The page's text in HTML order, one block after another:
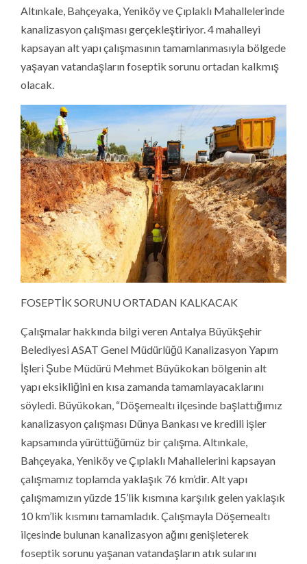
Altınkale, Bahçeyaka, Yeniköy ve Çıplaklı Mahallelerinde
kanalizasyon çalışması gerçekleştiriyor. 4 mahalleyi
kapsayan alt yapı çalışmasının tamamlanmasıyla bölgede
yaşayan vatandaşların foseptik sorunu ortadan kalkmış
olacak.
FOSEPTİK SORUNU ORTADAN KALKACAK
Çalışmalar hakkında bilgi veren Antalya Büyükşehir
Belediyesi ASAT Genel Müdürlüğü Kanalizasyon Yapım
İşleri Şube Müdürü Mehmet Büyükokan bölgenin alt
yapı eksikliğini en kısa zamanda tamamlayacaklarını
söyledi. Büyükokan, “Döşemealtı ilçesinde başlattığımız
kanalizasyon çalışması Dünya Bankası ve kredili işler
kapsamında yürüttüğümüz bir çalışma. Altınkale,
Bahçeyaka, Yeniköy ve Çıplaklı Mahallelerini kapsayan
çalışmamız toplamda yaklaşık 76 km’dir. Alt yapı
çalışmamızın yüzde 15’lik kısmına karşılık gelen yaklaşık
10 km’lik kısmını tamamladık. Çalışmayla Döşemealtı
ilçesinde bulunan kanalizasyon ağını genişleterek
foseptik sorunu yaşanan vatandaşların atık sularını